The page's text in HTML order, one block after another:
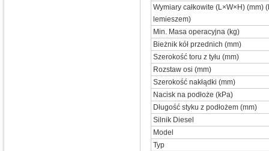
Wymiary całkowite (L×W×H) (mm)
lemieszem)
Min. Masa operacyjna (kg)
Bieżnik kół przednich (mm)
Szerokość toru z tyłu (mm)
Rozstaw osi (mm)
Szerokość nakłądki (mm)
Nacisk na podłoże (kPa)
Długość styku z podłożem (mm)
Silnik Diesel
Model
Typ